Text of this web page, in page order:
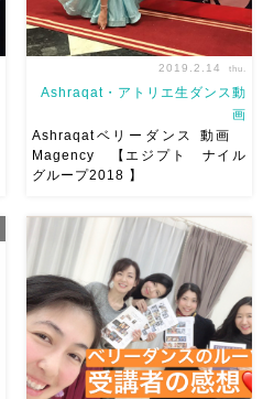
Ashraqatの動画をyoutubeに
【エジプト ナイルグル
ープ2018】 エジプトでナイル
グループで マスターティーチ
ャーの皆様の前で踊らせていた
だきました め […]
2019.2.14 thu.
Ashraqat・アトリエ生ダンス動
画
Ashraqatベリーダンス 動画
Magency 【エジプト ナイル
グループ2018 】